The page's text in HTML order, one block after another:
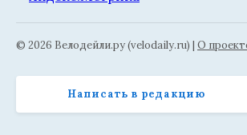
© 2026 Велодейли.ру (velodaily.ru) | О
Написать в редакцию